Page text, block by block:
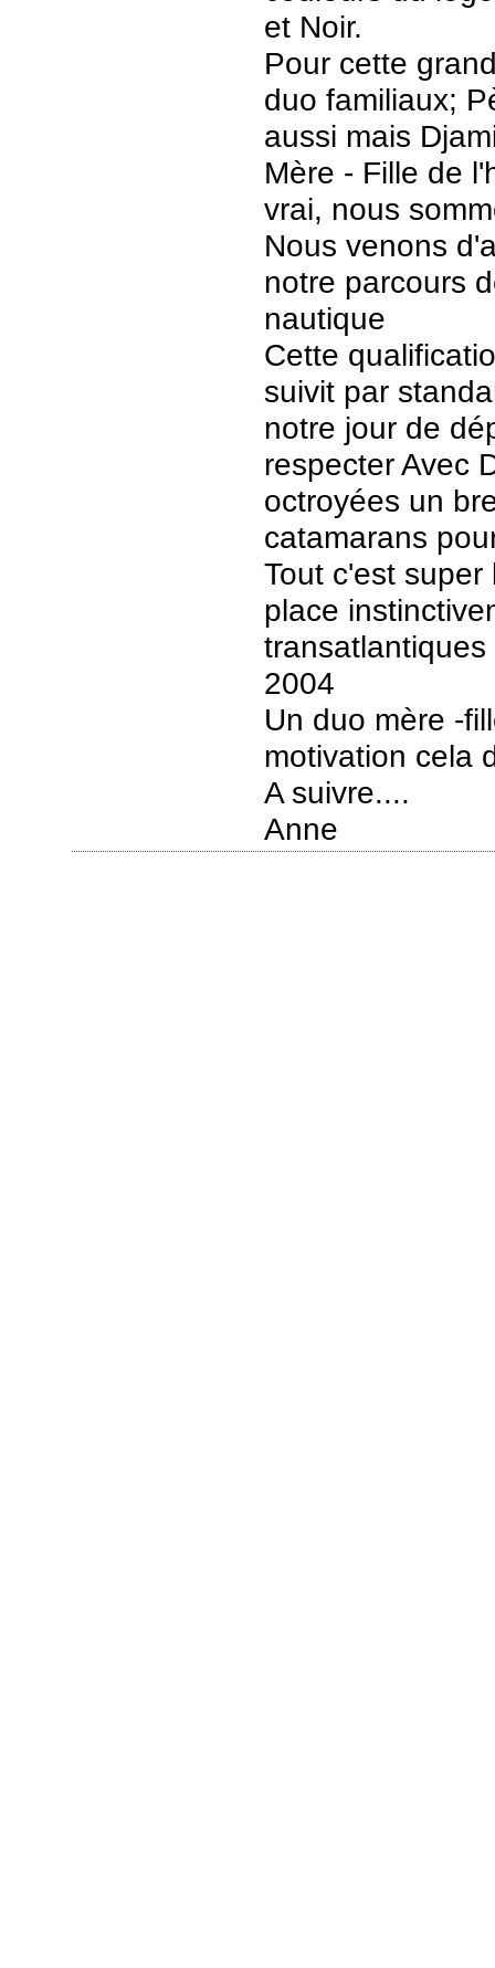
et Noir.
Pour cette
duo familiaux;
aussi mais
Mère - Fille de
vrai, nous
Nous venons
notre parcours
nautique
Cette
suivit par
notre jour de
respecter Avec
octroyées un
catamarans
Tout c'est
place
2004
Un duo mère -
motivation cela
A suivre....
Anne